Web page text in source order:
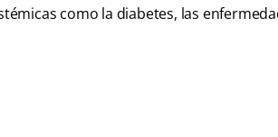
como la diabetes, las